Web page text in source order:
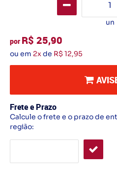
un
por R$ 25,90
ou em 2xde R$ 12,95
Frete e Prazo
Calcule o frete e o prazo de
região: